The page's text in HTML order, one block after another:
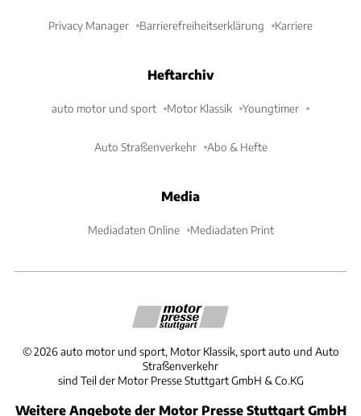
Privacy Manager Barrierefreiheitserklärung Karriere
Heftarchiv
auto motor und sport Motor Klassik Youngtimer
Auto Straßenverkehr Abo & Hefte
Media
Mediadaten Online Mediadaten Print
©2026 auto motor und sport, Motor Klassik, sport auto und Auto
Straßenverkehr
sind Teil der Motor Presse Stuttgart GmbH & Co.KG
Weitere Angebote der Motor Presse Stuttgart GmbH